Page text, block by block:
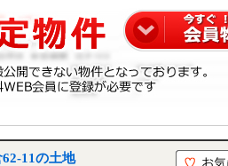
11の土地